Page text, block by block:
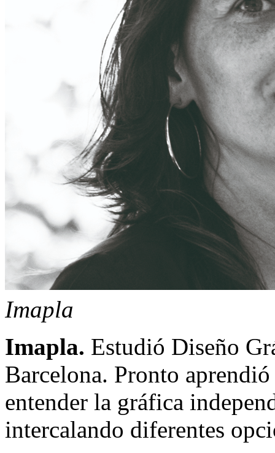
Imapla
Imapla. Estudió Diseño
Barcelona. Pronto
entender la gráfica
intercalando diferentes